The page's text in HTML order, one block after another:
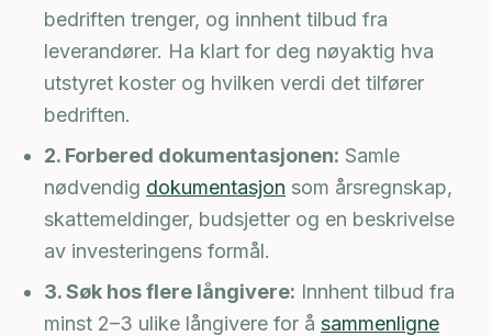
bedriften trenger, og innhent tilbud fra
leverandører. Ha klart for deg nøyaktig hva
utstyret koster og hvilken verdi det tilfører
bedriften.
2. Forbered dokumentasjonen: Samle
nødvendig dokumentasjon som årsregnskap,
skattemeldinger, budsjetter og en beskrivelse
av investeringens formål.
3. Søk hos flere långivere: Innhent tilbud fra
minst 2–3 ulike långivere for å sammenligne